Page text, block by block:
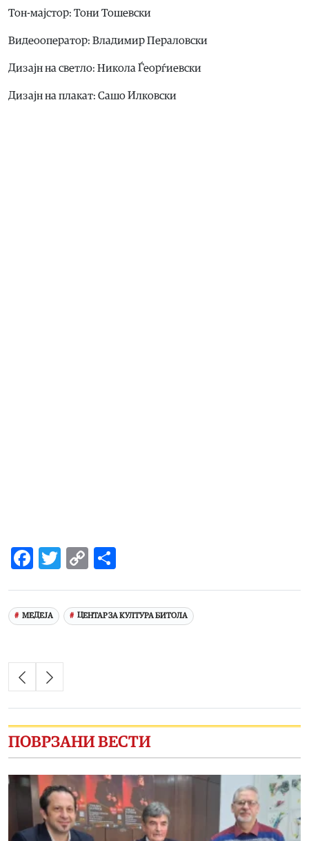
Тон-мајстор: Тони Тошевски
Видеооператор: Владимир Пераловски
Дизајн на светло: Никола Ѓеорѓиевски
Дизајн на плакат: Сашо Илковски
Facebook
Twitter
Copy
МЕДЕЈА ЦЕНТАР ЗА КУЛТУРА БИТОЛА
ПОВРЗАНИ ВЕСТИ